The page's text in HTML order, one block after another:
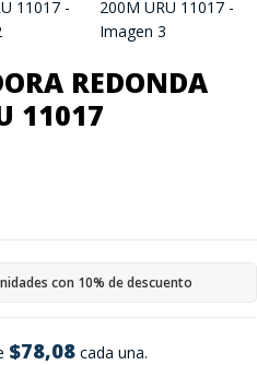
REDONDA
11017
$78,08 cada una.
con 10% de descuento